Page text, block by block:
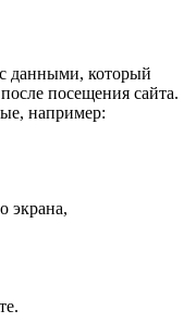
данными, который
посещения сайта.
например:
экрана,